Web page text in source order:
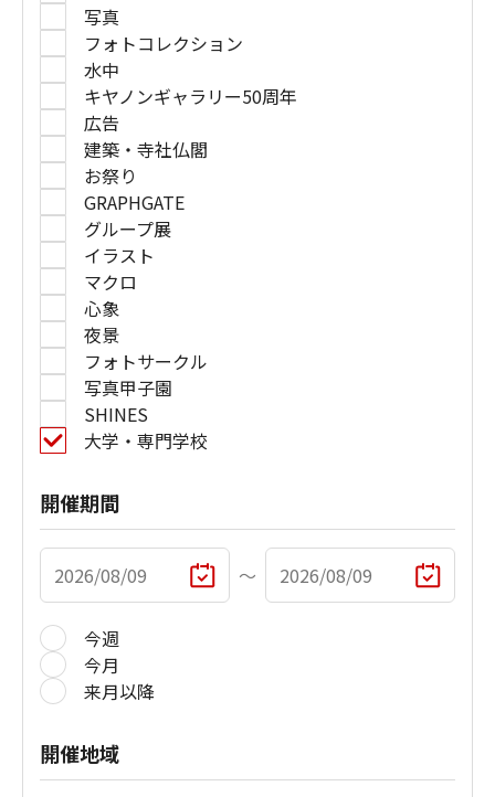
写真
フォトコレクション
水中
キヤノンギャラリー50周年
広告
建築・寺社仏閣
お祭り
GRAPHGATE
グループ展
イラスト
マクロ
心象
夜景
フォトサークル
写真甲子園
SHINES
大学・専門学校
開催期間
〜
今週
今月
来月以降
開催地域